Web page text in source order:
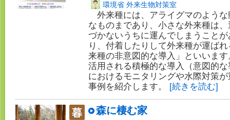
環境省 外来生物対策室
外来種には、アライグマのよう
なものまであり、小さな外来種は
づかないうちに運んでしまうこと
り、付着したりして外来種が運ば
来種の非意図的な導入」といいま
活用される積極的な導入（意図的
におけるモニタリングや水際対策
事例を紹介します。 [続きを読む]
森に棲む家